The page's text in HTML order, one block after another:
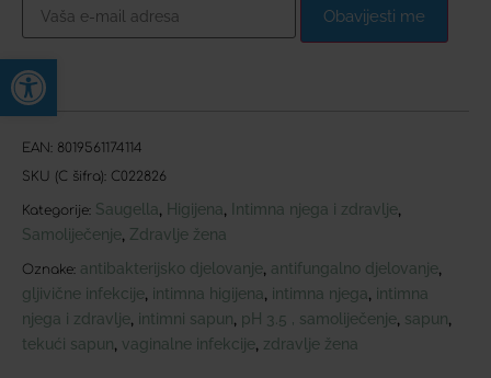
Open toolbar
Obavijesti me
EAN: 8019561174114
SKU (C šifra): C022826
Kategorije: Saugella Higijena Intimna njega i zdravlje
Samoliječenje Zdravlje žena
Oznake: antibakterijsko djelovanje antifungalno djelovanje
gljivične infekcije intimna higijena intimna njega intimna
njega i zdravlje intimni sapun pH 3.5 , samoliječenje sapun
tekući sapun vaginalne infekcije zdravlje žena